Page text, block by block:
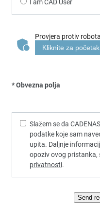
Provjera protiv robota
Kliknite za
* Obvezna polja
Slažem se da
podatke koje sam
upita. Daljnje
opoziv ovog pristanka,
privatnosti.
Send